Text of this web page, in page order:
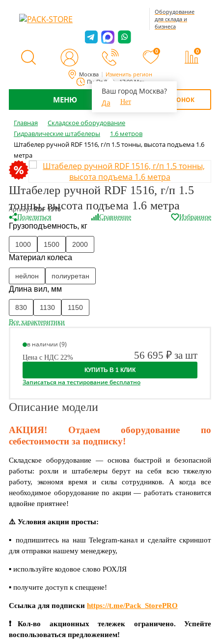
Москва Изменить регион
Ваш город Москва?
Да
Нет
Пн-Пт 8:00 - 17:00 Мск
Оборудование
для склада и
бизнеса
0 0
МЕНЮ ОБРАТНЫЙ ЗВОНОК
Главная
Складское оборудование
Гидравлические штабелеры
1.6 метров
Штабелер ручной RDF 1516, г/п 1.5 тонны, высота подъема 1.6
метра
Штабелер ручной RDF 1516, г/п 1.5
тонны, высота подъема 1.6 метра
Артикул:RDF 1516
Поделиться Сравнение Избранное
Грузоподъемность, кг
1000 1500 2000
Материал колеса
нейлон полиуретан
Длина вил, мм
830 1130 1150
Все характеритики
в наличии (9)
Цена с НДС 22% 56 695 ₽ за шт
КУПИТЬ В 1 КЛИК
Записаться на тестирование бесплатно
Описание модели
АКЦИЯ! Отдаем оборудование по
себестоимости за подписку!
Складское оборудование — основа быстрой и безопасной
работы: рохли и штабелеры берут на себя всю тяжелую
работу, экономя время и силы сотрудников. А когда все
необходимое оборудование по акции — работать становится
вдвойне приятнее!
⚠️ Условия акции просты:
▪️ подпишитесь на наш Telegram-канал и сделайте скриншот
для отправки нашему менеджеру,
▪️ используйте кодовое слово РОХЛЯ
▪️ получите доступ к спеццене!
Ссылка для подписки https://t.me/Pack_StorePRO
❗️Кол-во акционных тележек ограничено. Успейте
воспользоваться предложением!